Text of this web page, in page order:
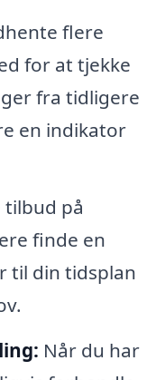
flere
for at tjekke
fra tidligere
en indikator
tilbud på
finde en
til din tidsplan
Når du har